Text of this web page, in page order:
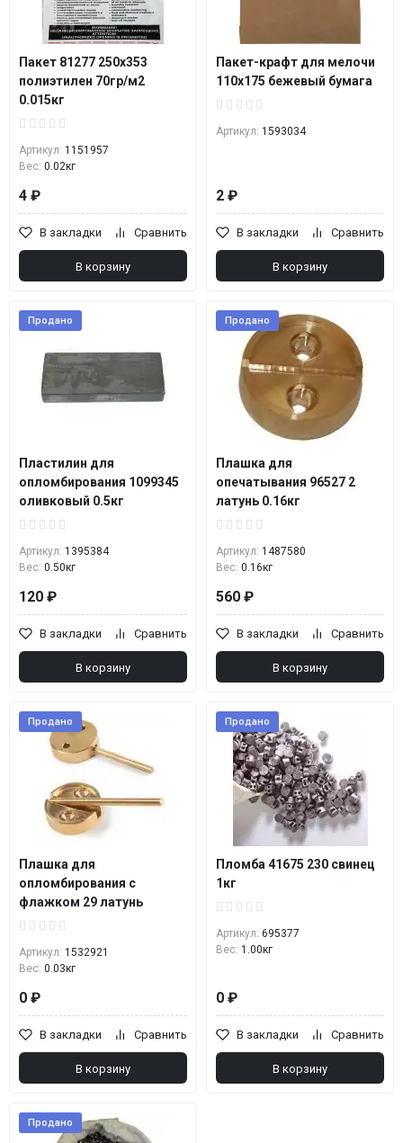
Пакет 81277 250х353
полиэтилен 70гр/м2
0.015кг
Артикул: 1151957
Вес: 0.02кг
4 ₽
В закладки Сравнить
В корзину
Пакет-крафт для мелочи
110x175 бежевый бумага
Артикул: 1593034
2 ₽
В закладки Сравнить
В корзину
Продано
Пластилин для
опломбирования 1099345
оливковый 0.5кг
Артикул: 1395384
Вес: 0.50кг
120 ₽
В закладки Сравнить
В корзину
Продано
Плашка для
опечатывания 96527 2
латунь 0.16кг
Артикул: 1487580
Вес: 0.16кг
560 ₽
В закладки Сравнить
В корзину
Продано
Плашка для
опломбирования с
флажком 29 латунь
Артикул: 1532921
Вес: 0.03кг
0 ₽
В закладки Сравнить
В корзину
Продано
Пломба 41675 230 свинец
1кг
Артикул: 695377
Вес: 1.00кг
0 ₽
В закладки Сравнить
В корзину
Продано